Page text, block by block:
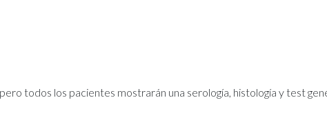
todos los pacientes mostrarán una serología, histología y test